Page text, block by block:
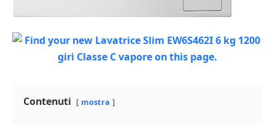
Contenuti mostra